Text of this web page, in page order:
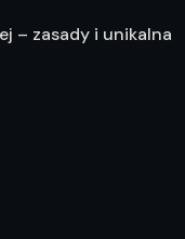
– zasady i unikalna